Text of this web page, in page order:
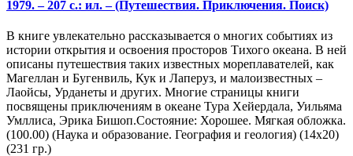
1979. – 207 с.: ил. – (Путешествия. Приключения. Поиск)
В книге увлекательно рассказывается о многих событиях из
истории открытия и освоения просторов Тихого океана. В ней
описаны путешествия таких известных мореплавателей, как
Магеллан и Бугенвиль, Кук и Лаперуз, и малоизвестных –
Лаойсы, Урданеты и других. Многие страницы книги
посвящены приключениям в океане Тура Хейердала, Уильяма
Умллиса, Эрика Бишоп.Состояние: Хорошее. Мягкая обложка.
(100.00) (Наука и образование. География и геология) (14х20)
(231 гр.)